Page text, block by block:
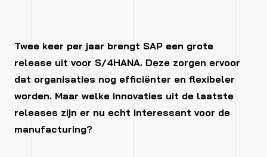
Twee keer per jaar brengt SAP een grote
release uit voor S/4HANA. Deze zorgen ervoor
dat organisaties nog efficiënter en flexibeler
worden. Maar welke innovaties uit de laatste
releases zijn er nu echt interessant voor de
manufacturing?